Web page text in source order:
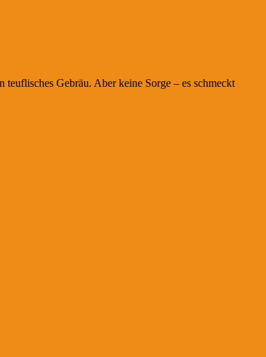
Gebräu. Aber keine Sorge – es schmeckt